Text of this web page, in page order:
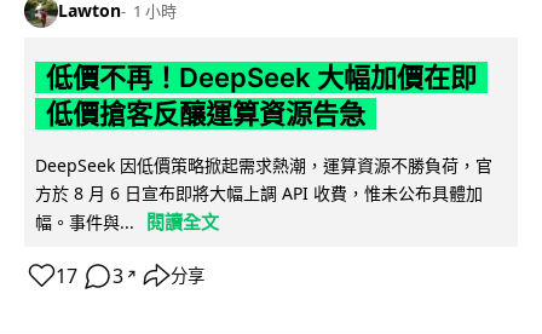
Lawton 1 小時
低價不再！DeepSeek 大幅加價在即
低價搶客反釀運算資源告急
DeepSeek 因低價策略掀起需求熱潮，運算資源不勝負荷，官
方於 8 月 6 日宣布即將大幅上調 API 收費，惟未公布具體加
幅。事件與...
閱讀全文
17 3 ↗ 分享